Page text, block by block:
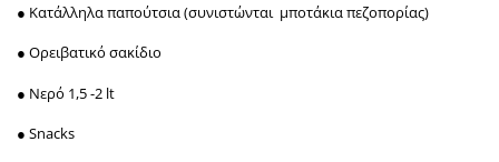
● Κατάλληλα παπούτσια (συνιστώνται μποτάκια πεζοπορίας)
● Ορειβατικό σακίδιο
● Νερό 1,5 -2 lt
● Snacks